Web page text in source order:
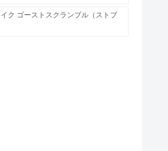
ク ゴーストスクランブル（ストブ